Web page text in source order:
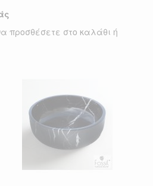
προσθέσετε στο καλάθι ή